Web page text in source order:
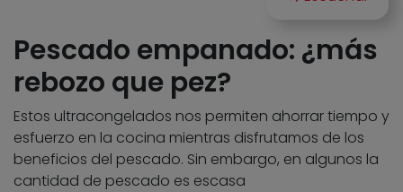
Pescado empanado: ¿más
rebozo que pez?
Estos ultracongelados nos permiten ahorrar tiempo y
esfuerzo en la cocina mientras disfrutamos de los
beneficios del pescado. Sin embargo, en algunos la
cantidad de pescado es escasa